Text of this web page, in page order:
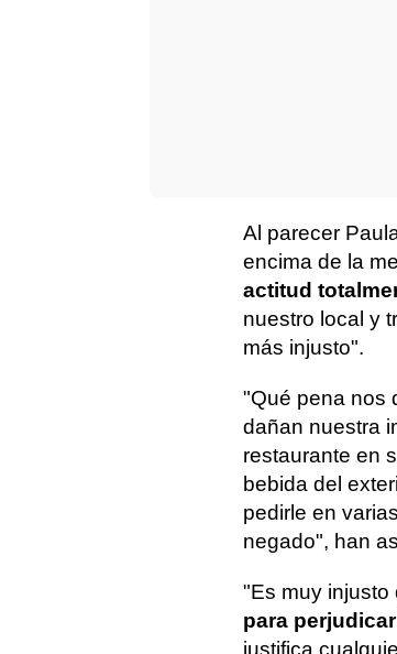
Al parecer
encima de la
actitud
nuestro local y
más injusto".
"Qué pena nos
dañan nuestra
restaurante en
bebida del
pedirle en
negado", han
"Es muy injusto
para
justifica